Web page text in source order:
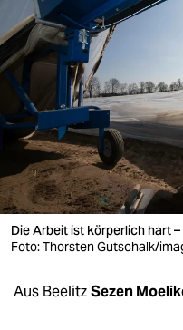
nord
wahrheit
verlag
verlag
veranstaltungen
shop
fragen & hilfe
Die Arbeit ist körperlich hart
Foto: Thorsten Gutschalk/
Aus BeelitzSezen